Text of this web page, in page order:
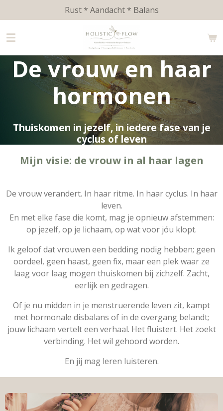
direct
naar
hoofdinhoud
Rust * Aandacht * Balans
De vrouw en haar
hormonen
Thuiskomen in jezelf, in iedere fase van je
cyclus of leven
Mijn visie: de vrouw in al haar lagen
De vrouw verandert. In haar ritme. In haar cyclus. In haar
leven.
En met elke fase die komt, mag je opnieuw afstemmen:
op jezelf, op je lichaam, op wat voor jóu klopt.
Ik geloof dat vrouwen een bedding nodig hebben; geen
oordeel, geen haast, geen fix, maar een plek waar ze
laag voor laag mogen thuiskomen bij zichzelf. Zacht,
eerlijk en gedragen.
Of je nu midden in je menstruerende leven zit, kampt
met hormonale disbalans of in de overgang belandt;
jouw lichaam vertelt een verhaal. Het fluistert. Het zoekt
verbinding. Het wil gehoord worden.
En jij mag leren luisteren.